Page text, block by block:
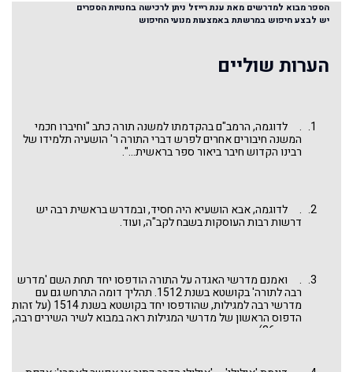
הספר מבוא למדרשים מאת ענת רייזל ניתן לרכישה בחנויות הספרים
יש לבצע חיפוש במרשתת באמצעות מנועי החיפוש
הערות שוליים
. לדוגמה, הרמב"ם בהקדמתו למשנה תורה כתב "וחיברו חכמי
המשנה חיבורים אחרים לפרש דברי התורה ר' הושעיה תלמידו של
רבינו הקדוש חיבר ביאור ספר בראשית...".
. לדוגמה, אבא הושעיא היה חסיד, ובמדרש בראשית רבה יש
דרשות רבות העוסקות בשבח לקב"ה, ועוד.
. ואמנם מדרשי האגדה על התורה הודפסו יחד תחת השם 'מדרש
רבה לתורה' בקושטא בשנת 1512. תהליך דומה התרחש גם עם
מדרשי רבה למגילות, שהודפסו יחד בקושטא בשנת 1514 (על זהות
הדפוס הראשון של מדרשי המגילות ראה במבוא לשיר השירים רבה,